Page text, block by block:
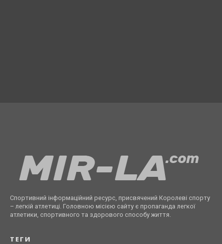
Спортивний інформаційний ресурс, присвячений Королеві спорту
– легкій атлетиці. Головною місією сайту є пропаганда легкої
атлетики, спортивного та здорового способу життя.
ТЕГИ